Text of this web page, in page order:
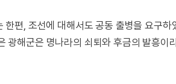
편, 조선에 대해서도 공동 출병을 요구하
광해군은 명나라의 쇠퇴와 후금의 발흥이